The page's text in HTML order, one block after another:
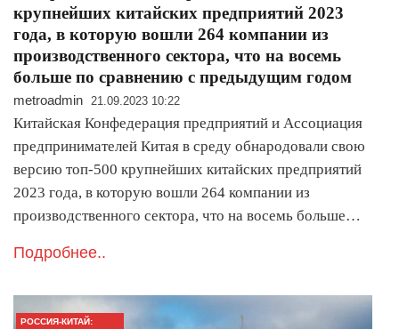
крупнейших китайских предприятий 2023
года, в которую вошли 264 компании из
производственного сектора, что на восемь
больше по сравнению с предыдущим годом
metroadmin 21.09.2023 10:22
Китайская Конфедерация предприятий и Ассоциация
предпринимателей Китая в среду обнародовали свою
версию топ-500 крупнейших китайских предприятий
2023 года, в которую вошли 264 компании из
производственного сектора, что на восемь больше…
Подробнее..
РОССИЯ-КИТАЙ: